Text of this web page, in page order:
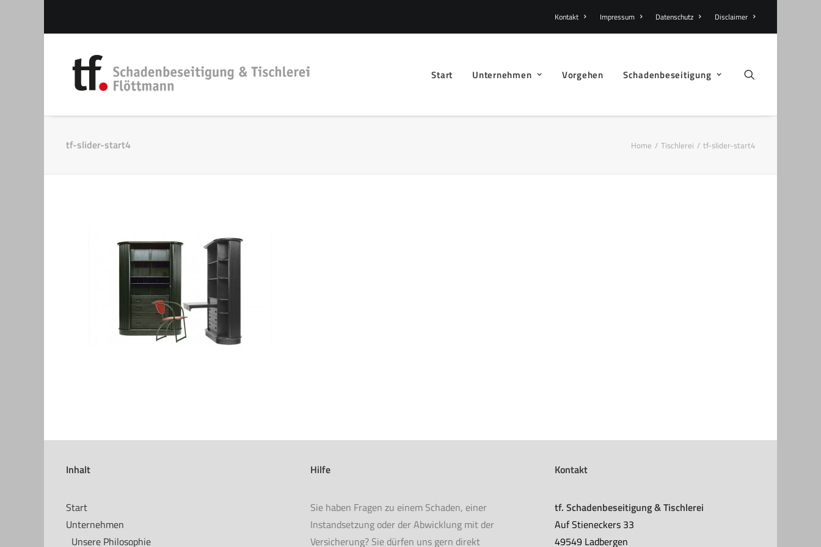
Kontakt Impressum Datenschutz Disclaimer
Start Unternehmen Vorgehen Schadenbeseitigung
tf-slider-start4 Home Tischlerei tf-slider-start4
Inhalt
Start
Unternehmen
Unsere Philosophie
Hilfe
Sie haben Fragen zu einem Schaden, einer
Instandsetzung oder der Abwicklung mit der
Versicherung? Sie dürfen uns gern direkt
Kontakt
tf. Schadenbeseitigung & Tischlerei
Auf Stieneckers 33
49549 Ladbergen